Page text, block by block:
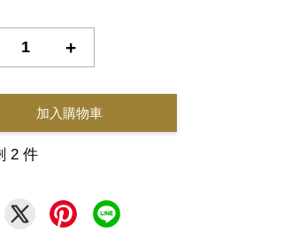
+
加入購物車
2 件